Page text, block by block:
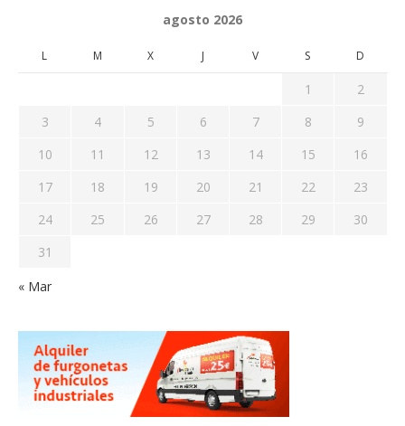
agosto 2026
L M X J V S D
1
2
3
4 5 6 7 8
9
10
11 12 13 14 15
16
17
18 19 20 21 22
23
24
25 26 27 28 29
30
31
« Mar